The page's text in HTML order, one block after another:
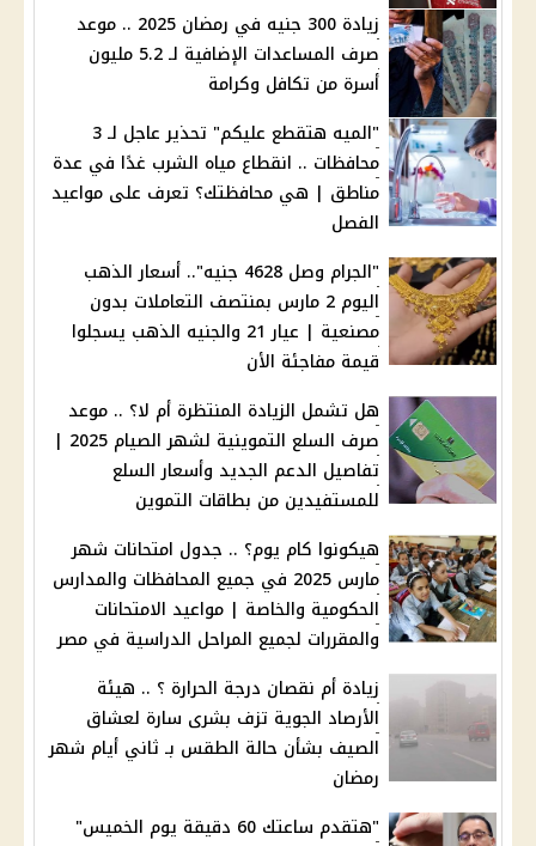
زيادة 300 جنيه في رمضان 2025 .. موعد
صرف المساعدات الإضافية لـ 5.2 مليون
أسرة من تكافل وكرامة
"الميه هتقطع عليكم" تحذير عاجل لـ 3
محافظات .. انقطاع مياه الشرب غدًا في عدة
مناطق | هي محافظتك؟ تعرف على مواعيد
الفصل
"الجرام وصل 4628 جنيه".. أسعار الذهب
اليوم 2 مارس بمنتصف التعاملات بدون
مصنعية | عيار 21 والجنيه الذهب يسجلوا
قيمة مفاجئة الأن
هل تشمل الزيادة المنتظرة أم لا؟ .. موعد
صرف السلع التموينية لشهر الصيام 2025 |
تفاصيل الدعم الجديد وأسعار السلع
للمستفيدين من بطاقات التموين
هيكونوا كام يوم؟ .. جدول امتحانات شهر
مارس 2025 في جميع المحافظات والمدارس
الحكومية والخاصة | مواعيد الامتحانات
والمقررات لجميع المراحل الدراسية في مصر
زيادة أم نقصان درجة الحرارة ؟ .. هيئة
الأرصاد الجوية تزف بشرى سارة لعشاق
الصيف بشأن حالة الطقس بـ ثاني أيام شهر
رمضان
"هتقدم ساعتك 60 دقيقة يوم الخميس"